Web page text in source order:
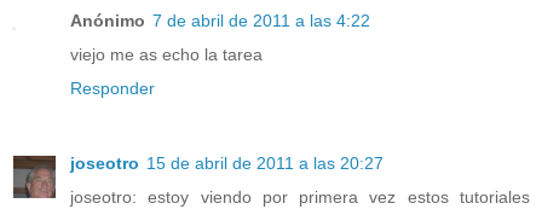
Anónimo 7 de abril de 2011 a las 4:22
viejo me as echo la tarea
Responder
joseotro 15 de abril de 2011 a las 20:27
joseotro: estoy viendo por primera vez estos tutoriales